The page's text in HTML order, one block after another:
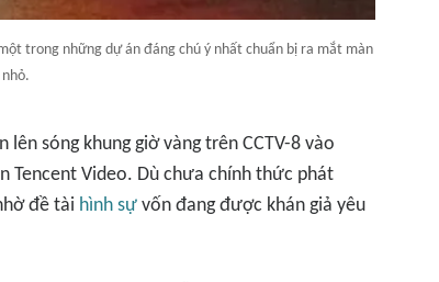
trong những dự án đáng chú ý nhất chuẩn bị ra mắt màn
sóng khung giờ vàng trên CCTV-8 vào
Video. Dù chưa chính thức phát
đề tài hình sự vốn đang được khán giả yêu